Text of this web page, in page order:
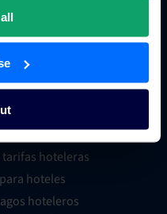
hoteles
hoteles
para hoteles
hoteleras
hoteles
hoteleros